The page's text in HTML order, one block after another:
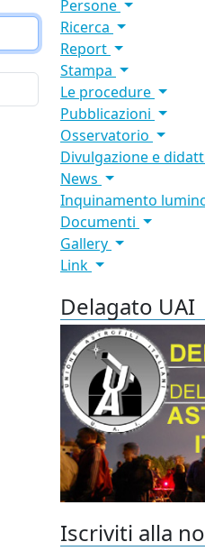
Persone
Ricerca
Report
Stampa
Le procedure
Pubblicazioni
Osservatorio
Divulgazione e
News
Inquinamento
Documenti
Gallery
Link
Delagato UAI
Iscriviti alla